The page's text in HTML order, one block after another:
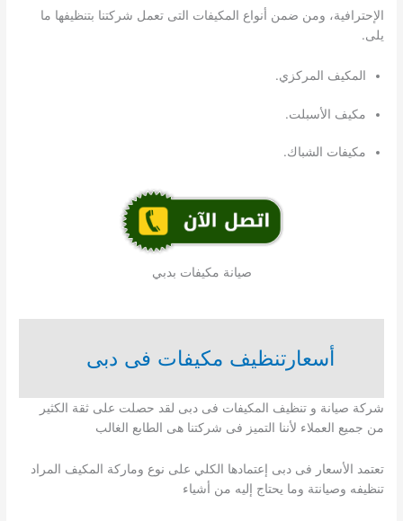
الإحترافية، ومن ضمن أنواع المكيفات التى تعمل شركتنا بتنظيفها ما
يلى.
المكيف المركزي.
مكيف الأسبلت.
مكيفات الشباك.
صيانة مكيفات بدبي
أسعارتنظيف مكيفات فى دبى
شركة صيانة و تنظيف المكيفات فى دبى لقد حصلت على ثقة الكثير
من جميع العملاء لأننا التميز فى شركتنا هى الطابع الغالب
تعتمد الأسعار فى دبى إعتمادها الكلي على نوع وماركة المكيف المراد
تنظيفه وصيانتة وما يحتاج إليه من أشياء